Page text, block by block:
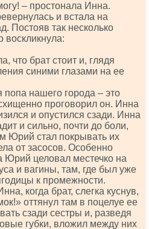
– простонала Инна.
и встала на
Постояв так несколько
воскликнула:
что брат стоит и, глядя
синими глазами на ее
нашего города – это
проговорил он. Инна
и опустился сзади. Инна
и сильно, почти до боли,
Юрий стал покрывать их
от засосов. Особенно
Юрий целовал местечко на
и вагины, там, где был уже
к промежности.
когда брат, слегка куснув,
оттянул там в поцелуе ее
сзади сестры и, разведя
губки, вложил между них